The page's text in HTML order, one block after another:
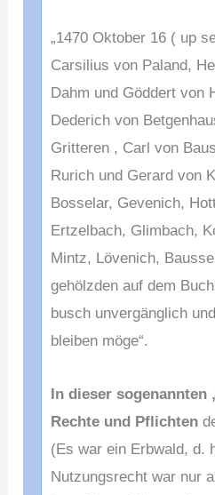
„1470 Oktober 16 ( up
Carsilius von Paland,
Dahm und Göddert von
Dederich von
Gritteren , Carl von
Rurich und Gerardvon
Bosselar, Gevenich,
Ertzelbach, Glimbach,
Mintz, Lövenich,
gehölzden auf dem
busch unvergänglich
bleiben möge“.
In dieser sogenannten
Rechte und Pflichten
(Es war ein Erbwald, d.
Nutzungsrecht war nur